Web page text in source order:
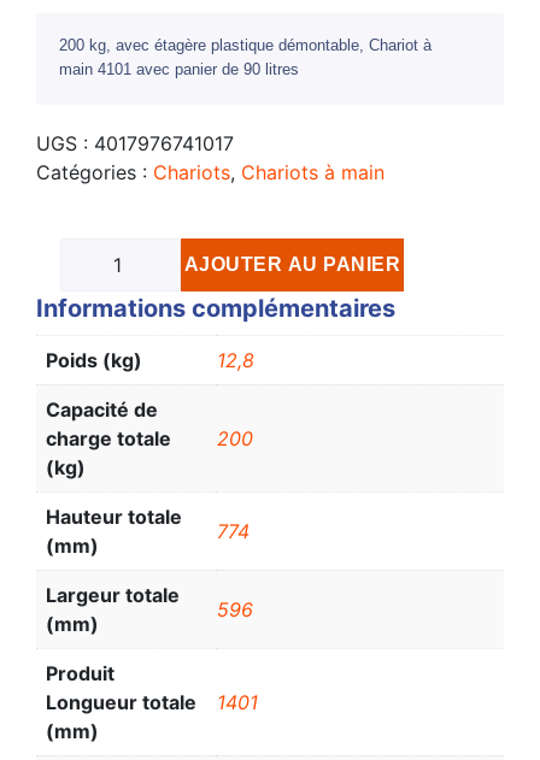
200 kg, avec étagère plastique démontable, Chariot à
main 4101 avec panier de 90 litres
UGS : 4017976741017
Catégories : Chariots, Chariots à main
AJOUTER AU PANIER
Informations complémentaires
Poids (kg) 12,8
Capacité de
charge totale
(kg)
200
Hauteur totale
(mm)
774
Largeur totale
(mm)
596
Produit
Longueur totale
(mm)
1401